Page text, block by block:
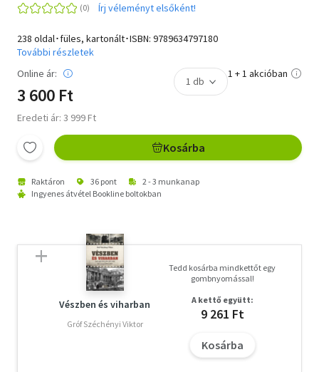
Írj véleményt elsőként!
238 oldal･füles, kartonált･ISBN: 9789634797180
További részletek
Online ár:
3 600 Ft
Eredeti ár: 3 999 Ft
1 + 1 akcióban
Kosárba
Raktáron 36 pont
2 - 3 munkanap
Ingyenes átvétel Bookline boltokban
Vészben és viharban
Gróf Széchényi Viktor
Tedd kosárba mindkettőt egy
gombnyomással!
A kettő együtt:
9 261 Ft
Kosárba